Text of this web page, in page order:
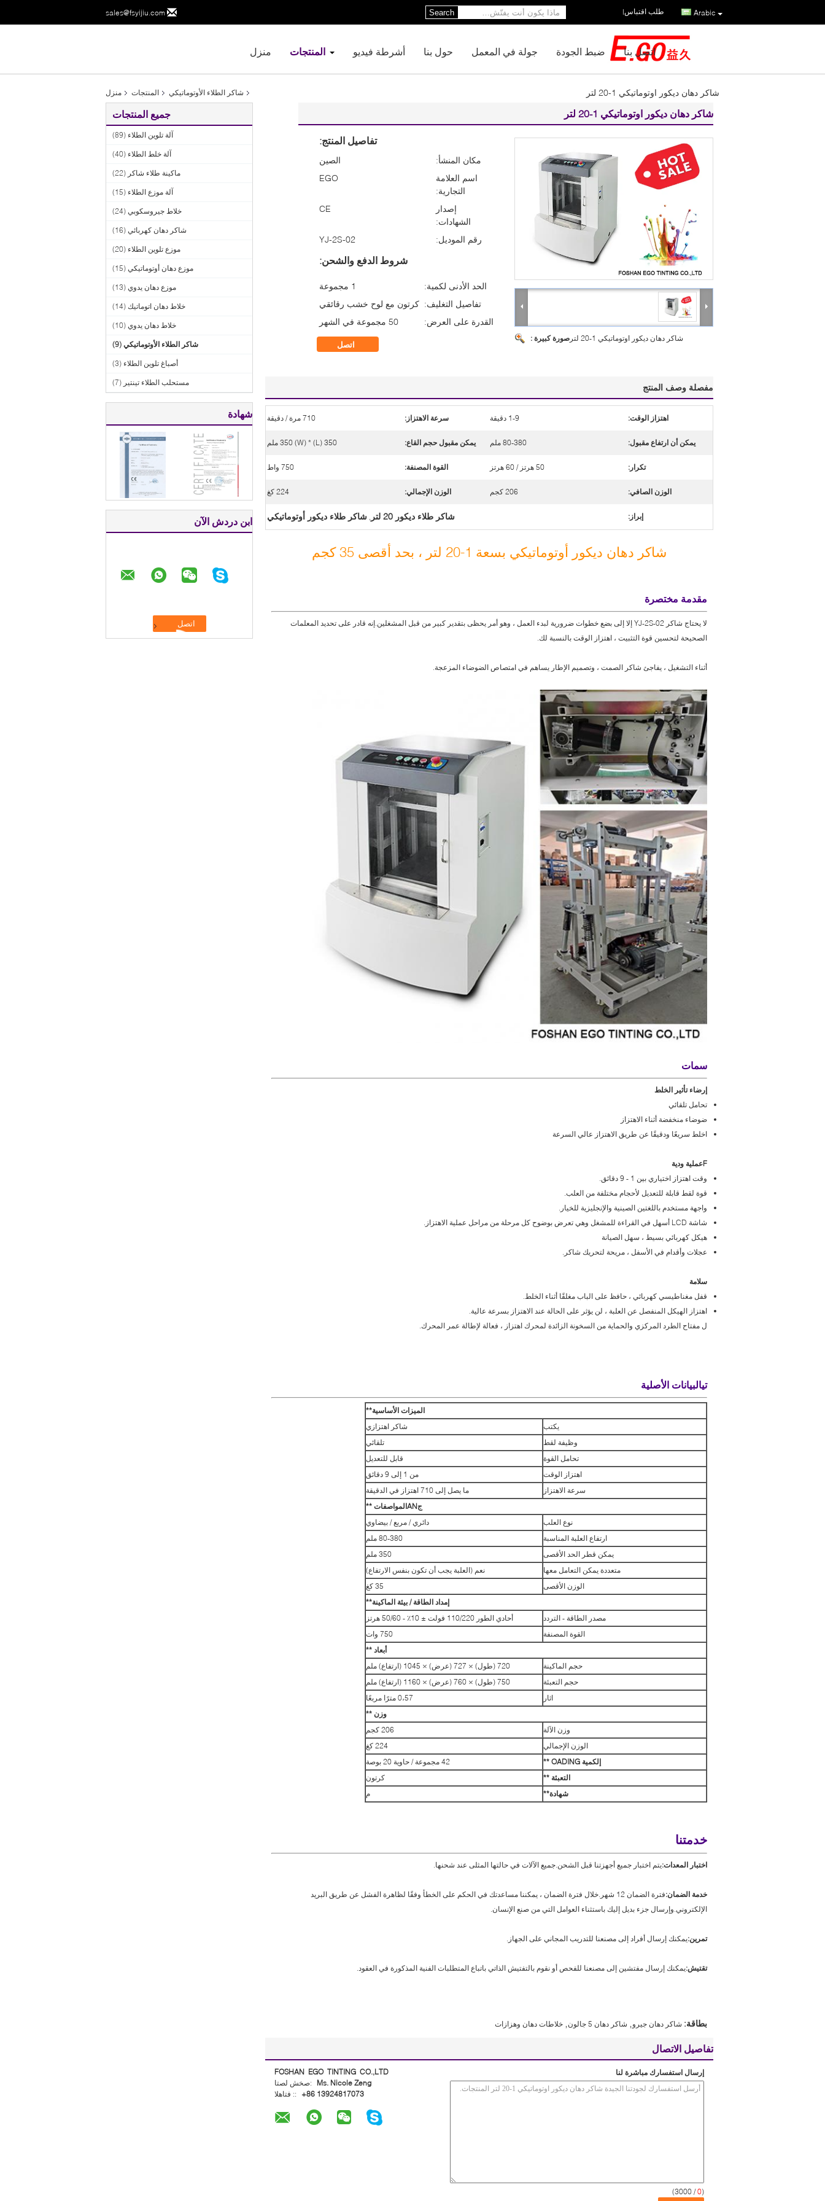
sales@fsyijiu.com Arabic طلب اقتباس|
Search
منزل المنتجات أشرطة فيديو حول بنا جولة في المعمل ضبط الجودة اتصل بنا
منزل المنتجات شاكر الطلاء الأوتوماتيكي شاكر دهان ديكور اوتوماتيكي 1-20 لتر
جميع المنتجات
آلة تلوين الطلاء (89)
آلة خلط الطلاء (40)
ماكينة طلاء شاكر (22)
آلة موزع الطلاء (15)
خلاط جيروسكوبي (24)
شاكر دهان كهربائي (16)
موزع تلوين الطلاء (20)
موزع دهان أوتوماتيكي (15)
موزع دهان يدوي (13)
خلاط دهان اتوماتيك (14)
خلاط دهان يدوي (10)
شاكر الطلاء الأوتوماتيكي (9)
أصباغ تلوين الطلاء (3)
مستحلب الطلاء تينتير (7)
شهادة
ابن دردش الآن
شاكر دهان ديكور اوتوماتيكي 1-20 لتر
صورة كبيرة : شاكر دهان ديكور اوتوماتيكي 1-20 لتر
تفاصيل المنتج:
مكان المنشأ:
الصين
اسم العلامة
التجارية:
EGO
إصدار
الشهادات:
CE
رقم الموديل: YJ-2S-02
شروط الدفع والشحن:
الحد الأدنى لكمية:
1 مجموعة
تفاصيل التغليف: كرتون مع لوح خشب رقائقي
القدرة على العرض:
50 مجموعة في الشهر
اتصل
مفصلة وصف المنتج
اهتزاز الوقت: 1-9 دقيقة سرعة الاهتزاز: 710 مرة / دقيقة
يمكن أن ارتفاع مقبول: 80-380 ملم يمكن مقبول حجم القاع: 350 (L) * 350 (W) ملم
تكرار: 50 هرتز / 60 هرتز القوة المصنفة: 750 واط
الوزن الصافي: 206 كجم الوزن الإجمالي: 224 كغ
إبراز: شاكر طلاء ديكور 20 لتر , شاكر طلاء ديكور أوتوماتيكي
شاكر دهان ديكور أوتوماتيكي بسعة 1-20 لتر ، بحد أقصى 35 كجم
مقدمة مختصرة
لا يحتاج شاكر YJ-2S-02 إلا إلى بضع خطوات ضرورية لبدء العمل ، وهو أمر يحظى بتقدير كبير من قبل المشغلين.إنه قادر على تحديد المعلمات
الصحيحة لتحسين قوة التثبيت ، اهتزاز الوقت بالنسبة لك.
أثناء التشغيل ، يفاجئ شاكر الصمت ، وتصميم الإطار يساهم في امتصاص الضوضاء المزعجة.
سمات
إرضاء تأثير الخلط
تحامل تلقائي
ضوضاء منخفضة أثناء الاهتزاز
اخلط سريعًا ودقيقًا عن طريق الاهتزاز عالي السرعة
Fعملية ودية
وقت اهتزاز اختياري بين 1 - 9 دقائق.
قوة لقط قابلة للتعديل لأحجام مختلفة من العلب.
واجهة مستخدم باللغتين الصينية والإنجليزية للخيار.
شاشة LCD أسهل في القراءة للمشغل وهي تعرض بوضوح كل مرحلة من مراحل عملية الاهتزاز.
هيكل كهربائي بسيط ، سهل الصيانة
عجلات وأقدام في الأسفل ، مريحة لتحريك شاكر.
سلامة
قفل مغناطيسي كهربائي ، حافظ على الباب مغلقًا أثناء الخلط.
اهتزاز الهيكل المنفصل عن العلبة ، لن يؤثر على الحالة عند الاهتزاز بسرعة عالية.
ل مفتاح الطرد المركزي والحماية من السخونة الزائدة لمحرك اهتزاز ، فعالة لإطالة عمر المحرك.
تيالبيانات الأصلية
الميزات الأساسية**
يكتب
شاكر اهتزازي
وظيفة لقط
تلقائي
تحامل القوة
قابل للتعديل
اهتزاز الوقت
من 1 إلى 9 دقائق
سرعة الاهتزاز
ما يصل إلى 710 اهتزاز في الدقيقة
جANالمواصفات **
نوع العلب
دائري / مربع / بيضاوي
ارتفاع العلبة المناسبة
80-380 ملم
يمكن قطر الحد الأقصى
350 ملم
متعددة يمكن التعامل معها
نعم (العلبة يجب أن تكون بنفس الارتفاع)
الوزن الأقصى
35 كغ
إمداد الطاقة / بيئة الماكينة**
مصدر الطاقة - التردد
أحادي الطور 110/220 فولت ± 10٪ - 50/60 هرتز
القوة المصنفة
750 وات
أبعاد **
حجم الماكينة
720 (طول) × 727 (عرض) × 1045 (ارتفاع) ملم
حجم التعبئة
750 (طول) × 760 (عرض) × 1160 (ارتفاع) ملم
اثار
0،57 مترًا مربعًا
وزن **
وزن الآلة
206 كجم
الوزن الإجمالي
224 كغ
إلكمية OADING **
42 مجموعة / حاوية 20 بوصة
التعبئة **
كرتون
شهادة**
م
خدمتنا
اختبار المعدات:يتم اختبار جميع أجهزتنا قبل الشحن.جميع الآلات في حالتها المثلى عند شحنها.
خدمة الضمان:
فترة الضمان 12 شهر.خلال فترة الضمان ، يمكننا مساعدتك في الحكم على الخطأ وفقًا لظاهرة الفشل عن طريق البريد
الإلكتروني.وإرسال جزء بديل إليك باستثناء العوامل التي من صنع الإنسان.
تمرين:يمكنك إرسال أفراد إلى مصنعنا للتدريب المجاني على الجهاز.
تقتيش:يمكنك إرسال مفتشين إلى مصنعنا للفحص أو نقوم بالتفتيش الذاتي باتباع المتطلبات الفنية المذكورة في العقود.
بطاقة: شاكر دهان جيرو شاكر دهان 5 جالون خلاطات دهان وهزازات
تفاصيل الاتصال
FOSHAN EGO TINTING CO.,LTD
اتصل شخص:
Ms. Nicole Zeng
الهاتف ::
+86 13924817073
إرسال استفسارك مباشرة لنا
(
0
/ 3000)